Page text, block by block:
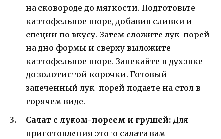
на сковороде до мягкости. Подготовьте
картофельное пюре, добавив сливки и
специи по вкусу. Затем сложите лук-порей
на дно формы и сверху выложите
картофельное пюре. Запекайте в духовке
до золотистой корочки. Готовый
запеченный лук-порей подаете на стол в
горячем виде.
Салат с луком-пореем и грушей: Для
приготовления этого салата вам